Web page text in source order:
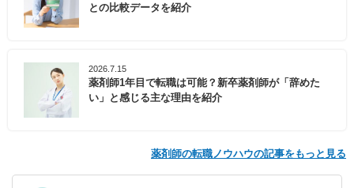
との比較データを紹介
2026.7.15
薬剤師1年目で転職は可能？新卒薬剤師が「辞めた
い」と感じる主な理由を紹介
薬剤師の転職ノウハウの記事をもっと見る